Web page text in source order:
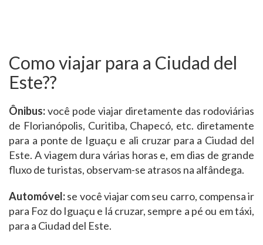
Como viajar para a Ciudad del
Este??
Ônibus:você pode viajar diretamente das rodoviárias
de Florianópolis, Curitiba, Chapecó, etc. diretamente
para a ponte de Iguaçu e ali cruzar para a Ciudad del
Este. A viagem dura várias horas e, em dias de grande
fluxo de turistas, observam-se atrasos na alfândega.
Automóvel:se você viajar com seu carro, compensa ir
para Foz do Iguaçu e lá cruzar, sempre a pé ou em táxi,
para a Ciudad del Este.